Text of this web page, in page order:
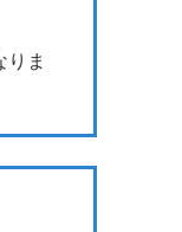
ま